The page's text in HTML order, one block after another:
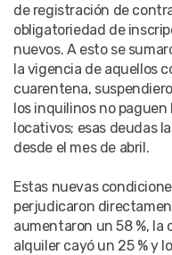
de registración de
obligatoriedad de
nuevos. A esto se
la vigencia de aquellos
cuarentena,
los inquilinos no
locativos; esas deudas
desde el mes de abril.
Estas nuevas
perjudicaron
aumentaron un 58 %,
alquiler cayó un 25 % y